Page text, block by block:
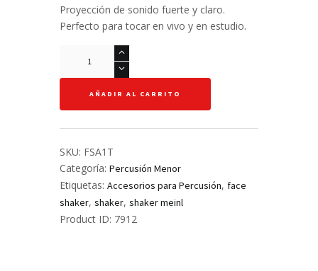
Proyección de sonido fuerte y claro.
Perfecto para tocar en vivo y en estudio.
Shaker
cantidad
AÑADIR AL CARRITO
SKU: FSA1T
Categoría: Percusión Menor
Etiquetas: Accesorios para Percusión, face
shaker, shaker, shaker meinl
Product ID: 7912